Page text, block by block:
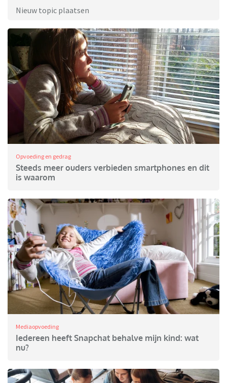
Nieuw topic plaatsen
Opvoeding en gedrag
Steeds meer ouders verbieden smartphones en dit
is waarom
Mediaopvoeding
Iedereen heeft Snapchat behalve mijn kind: wat
nu?